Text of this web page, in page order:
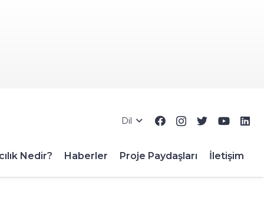
Dil
Nedir? Haberler Proje Paydaşları İletişim